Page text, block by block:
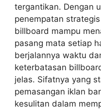
tergantikan. Dengan
penempatan
billboard mampu
pasang mata setiap
berjalannya waktu
keterbatasan
jelas. Sifatnya yang
pemasangan iklan
kesulitan dalam